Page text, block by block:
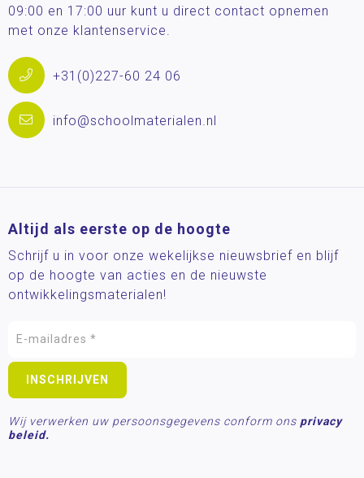
09:00 en 17:00 uur kunt u direct contact opnemen
met onze klantenservice.
+31(0)227-60 24 06
info@schoolmaterialen.nl
Altijd als eerste op de hoogte
Schrijf u in voor onze wekelijkse nieuwsbrief en blijf
op de hoogte van acties en de nieuwste
ontwikkelingsmaterialen!
Wij verwerken uw persoonsgegevens conform ons privacy
beleid.